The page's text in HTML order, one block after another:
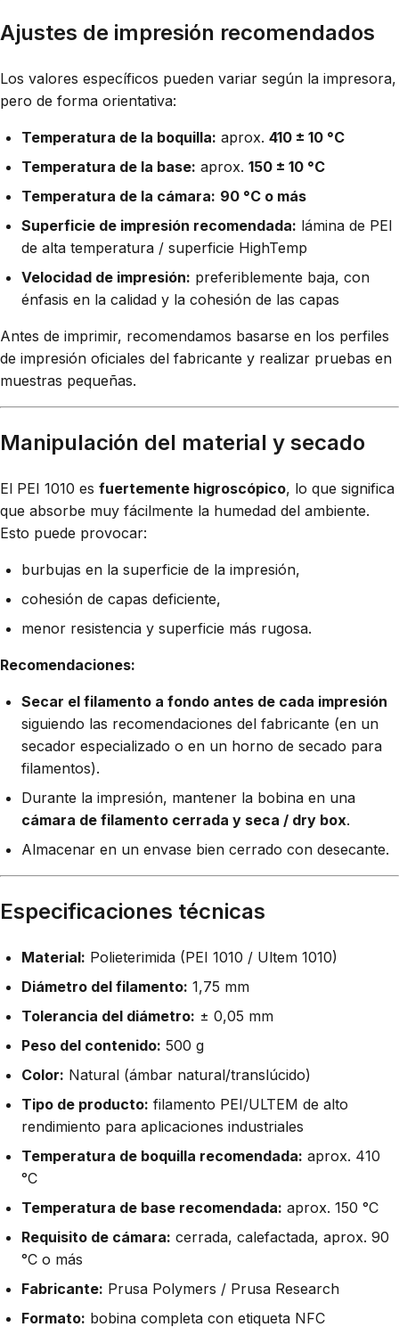
Ajustes de impresión recomendados
Los valores específicos pueden variar según la impresora,
pero de forma orientativa:
Temperatura de la boquilla: aprox. 410 ± 10 °C
Temperatura de la base: aprox. 150 ± 10 °C
Temperatura de la cámara: 90 °C o más
Superficie de impresión recomendada: lámina de PEI
de alta temperatura / superficie HighTemp
Velocidad de impresión: preferiblemente baja, con
énfasis en la calidad y la cohesión de las capas
Antes de imprimir, recomendamos basarse en los perfiles
de impresión oficiales del fabricante y realizar pruebas en
muestras pequeñas.
Manipulación del material y secado
El PEI 1010 es fuertemente higroscópico, lo que significa
que absorbe muy fácilmente la humedad del ambiente.
Esto puede provocar:
burbujas en la superficie de la impresión,
cohesión de capas deficiente,
menor resistencia y superficie más rugosa.
Recomendaciones:
Secar el filamento a fondo antes de cada impresión
siguiendo las recomendaciones del fabricante (en un
secador especializado o en un horno de secado para
filamentos).
Durante la impresión, mantener la bobina en una
cámara de filamento cerrada y seca / dry box.
Almacenar en un envase bien cerrado con desecante.
Especificaciones técnicas
Material: Polieterimida (PEI 1010 / Ultem 1010)
Diámetro del filamento: 1,75 mm
Tolerancia del diámetro: ± 0,05 mm
Peso del contenido: 500 g
Color: Natural (ámbar natural/translúcido)
Tipo de producto: filamento PEI/ULTEM de alto
rendimiento para aplicaciones industriales
Temperatura de boquilla recomendada: aprox. 410
°C
Temperatura de base recomendada: aprox. 150 °C
Requisito de cámara: cerrada, calefactada, aprox. 90
°C o más
Fabricante: Prusa Polymers / Prusa Research
Formato: bobina completa con etiqueta NFC